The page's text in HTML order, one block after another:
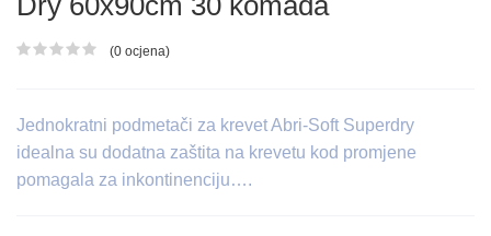
Ocjena proizvoda
(0 ocjena)
Jednokratni podmetači za krevet Abri-Soft Superdry
idealna su dodatna zaštita na krevetu kod promjene
pomagala za inkontinenciju….